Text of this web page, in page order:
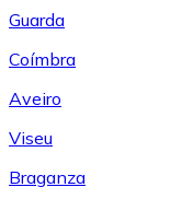
Guarda
Coímbra
Aveiro
Viseu
Braganza